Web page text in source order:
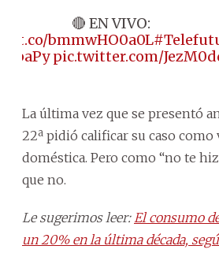
🔴 EN VIVO:
t.co/bmmwHO0a0L
pic.twitter.com/
La última vez que se presentó
22ª pidió calificar su caso como
doméstica. Pero como “no te
que no.
Le sugerimos leer: El consumo
un 20% en la última década,